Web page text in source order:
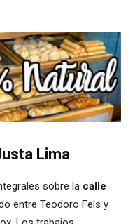
Lima
sobre la calle
entre Teodoro Fels y